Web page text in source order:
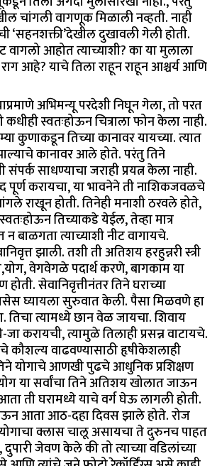
चांगली वागणूक मिळाली नव्हती. नाही
‘सहनशक्ती’देखील दुखावली गेली होती.
आहोत त्याच्याशी? का या मुलाला
आहे? याचे तिला राहून राहून आश्चर्य आणि
परदेशी निघून गेला, तो परत
स्वतःहोऊन चित्राला फोन केला नाही.
कुणाकडून तिच्या कानावर यायच्या. त्यात
कानावर आले होते. परंतु तिने
संपर्क साधण्याचा जराही प्रयत्न केला नाही.
पूर्ण करायचा, या भावनेने ती नाशिकजवळचे
राखून होती. तिनेही मनाशी ठरवले होते,
तिच्याकडे येईल, तेव्हा मात्र
बाळगता त्याच्याशी नीट वागायचे.
झाली. तशी ती अतिशय हरहुन्नरी स्त्री
वेगवेगळे पदार्थ करणे, बागकाम या
सेवानिवृत्तीनंतर तिने घराच्या
घ्यायला सुरुवात केली. पैसा मिळवणे हा
तिचा त्यामध्ये छान वेळ जायचा. शिवाय
करायची, त्यामुळे तिलाही प्रसन्न वाटायचे.
कौशल्य वाढवण्यासाठी हृषीकेशलाही
योगाचे आणखी पुढचे आधुनिक प्रशिक्षण
या सर्वांचा तिने अतिशय खोलात जाऊन
ती घरामध्ये याचे वर्ग घेऊ लागली होती.
आता आठ-दहा दिवस झाले होते. रोज
योगाचा क्लास चालू असायचा ते दुरुनच पाहत
दुपारी जेवण केले की तो त्याच्या वडिलांच्या